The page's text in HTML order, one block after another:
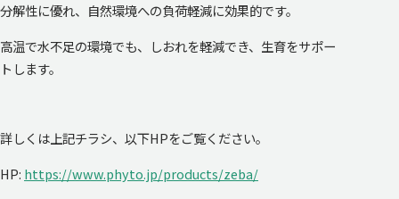
分解性に優れ、自然環境への負荷軽減に効果的です。
高温で水不足の環境でも、しおれを軽減でき、生育をサポー
トします。
詳しくは上記チラシ、以下HPをご覧ください。
HP: https://www.phyto.jp/products/zeba/